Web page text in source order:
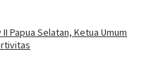
Papua Selatan, Ketua Umum